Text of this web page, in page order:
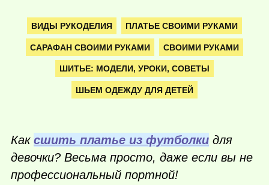
ВИДЫ РУКОДЕЛИЯ ПЛАТЬЕ СВОИМИ РУКАМИ
САРАФАН СВОИМИ РУКАМИ СВОИМИ РУКАМИ
ШИТЬЕ: МОДЕЛИ, УРОКИ, СОВЕТЫ
ШЬЕМ ОДЕЖДУ ДЛЯ ДЕТЕЙ
Как сшить платье из футболки для
девочки? Весьма просто, даже если вы не
профессиональный портной!